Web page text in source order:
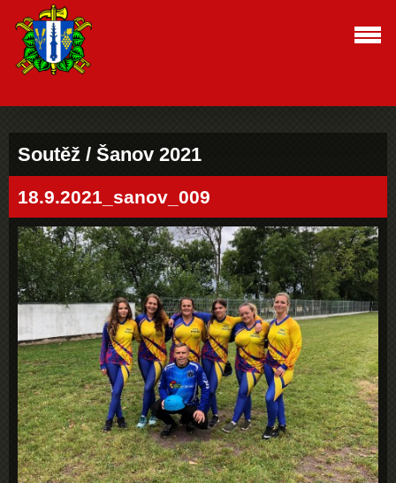
Soutěž / Šanov 2021
18.9.2021_sanov_009